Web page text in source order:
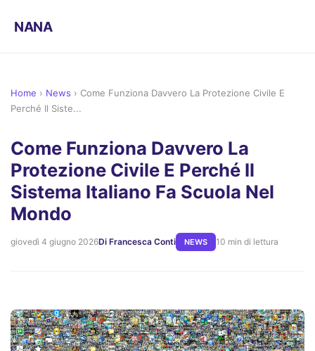
NANA
Home › News › Come Funziona Davvero La Protezione Civile E
Perché Il Siste...
Come Funziona Davvero La
Protezione Civile E Perché Il
Sistema Italiano Fa Scuola Nel
Mondo
giovedì 4 giugno 2026Di Francesca Conti NEWS 10 min di lettura